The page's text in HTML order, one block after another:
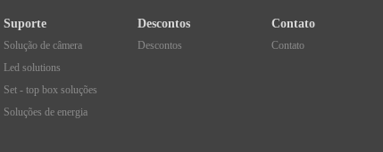
Suporte
Solução de câmera
Led solutions
Set - top box soluções
Soluções de energia
Descontos
Descontos
Contato
Contato